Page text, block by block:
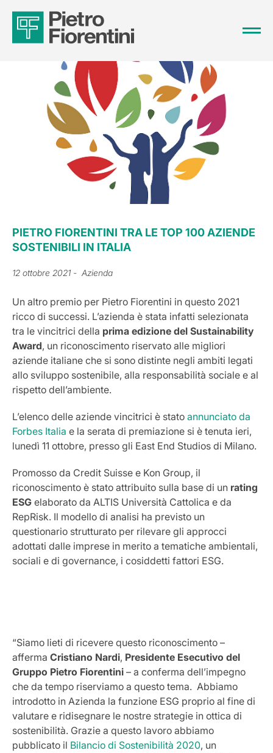
PIETRO FIORENTINI TRA LE TOP 100 AZIENDE
SOSTENIBILI IN ITALIA
12 ottobre 2021 - Azienda
Un altro premio per Pietro Fiorentini in questo 2021
ricco di successi. L’azienda è stata infatti selezionata
tra le vincitrici della prima edizione del Sustainability
Award, un riconoscimento riservato alle migliori
aziende italiane che si sono distinte negli ambiti legati
allo sviluppo sostenibile, alla responsabilità sociale e al
rispetto dell’ambiente.
L’elenco delle aziende vincitrici è stato annunciato da
Forbes Italia e la serata di premiazione si è tenuta ieri,
lunedì 11 ottobre, presso gli East End Studios di Milano.
Promosso da Credit Suisse e Kon Group, il
riconoscimento è stato attribuito sulla base di un rating
ESG elaborato da ALTIS Università Cattolica e da
RepRisk. Il modello di analisi ha previsto un
questionario strutturato per rilevare gli approcci
adottati dalle imprese in merito a tematiche ambientali,
sociali e di governance, i cosiddetti fattori ESG.
“Siamo lieti di ricevere questo riconoscimento –
afferma Cristiano Nardi, Presidente Esecutivo del
Gruppo Pietro Fiorentini – a conferma dell’impegno
che da tempo riserviamo a questo tema. Abbiamo
introdotto in Azienda la funzione ESG proprio al fine di
valutare e ridisegnare le nostre strategie in ottica di
sostenibilità. Grazie a questo lavoro abbiamo
pubblicato il Bilancio di Sostenibilità 2020, un